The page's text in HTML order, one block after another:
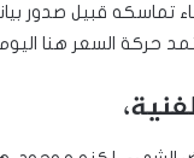
تماسكه قبيل
حركة السعر هنا